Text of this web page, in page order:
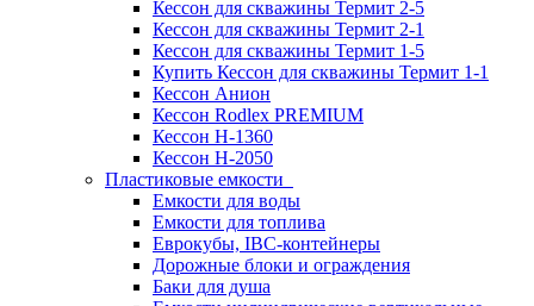
Кессон для скважины Термит 2-5
Кессон для скважины Термит 2-1
Кессон для скважины Термит 1-5
Купить Кессон для скважины Термит 1-1
Кессон Анион
Кессон Rodlex PREMIUM
Кессон H-1360
Кессон H-2050
Пластиковые емкости
Емкости для воды
Емкости для топлива
Еврокубы, IBC-контейнеры
Дорожные блоки и ограждения
Баки для душа